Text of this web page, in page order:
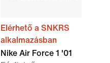
Elérhető a SNKRS
alkalmazásban
Nike Air Force 1 '01